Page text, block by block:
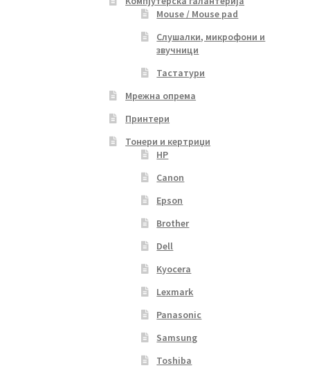
Mouse / Mouse pad
Слушалки, микрофони и
звучници
Тастатури
Мрежна опрема
Принтери
Тонери и кертриџи
HP
Canon
Epson
Brother
Dell
Kyocera
Lexmark
Panasonic
Samsung
Toshiba